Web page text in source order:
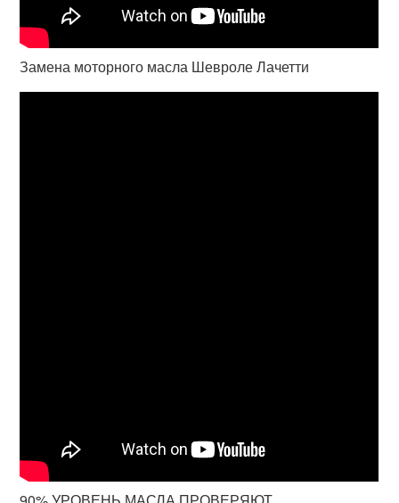
Замена моторного масла Шевроле Лачетти